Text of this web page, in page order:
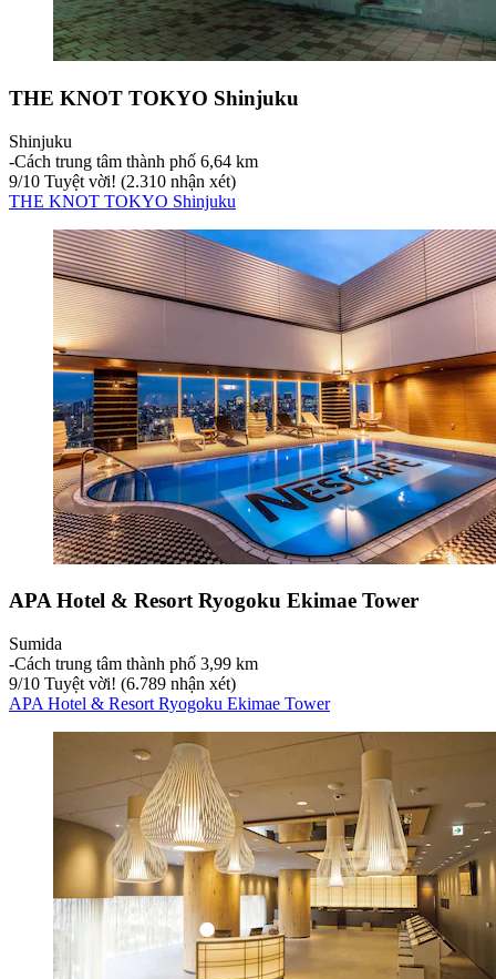
THE KNOT TOKYO Shinjuku
Shinjuku
‐Cách trung tâm thành phố 6,64 km
9/10 Tuyệt vời! (2.310 nhận xét)
THE KNOT TOKYO Shinjuku
APA Hotel & Resort Ryogoku Ekimae Tower
Sumida
‐Cách trung tâm thành phố 3,99 km
9/10 Tuyệt vời! (6.789 nhận xét)
APA Hotel & Resort Ryogoku Ekimae Tower